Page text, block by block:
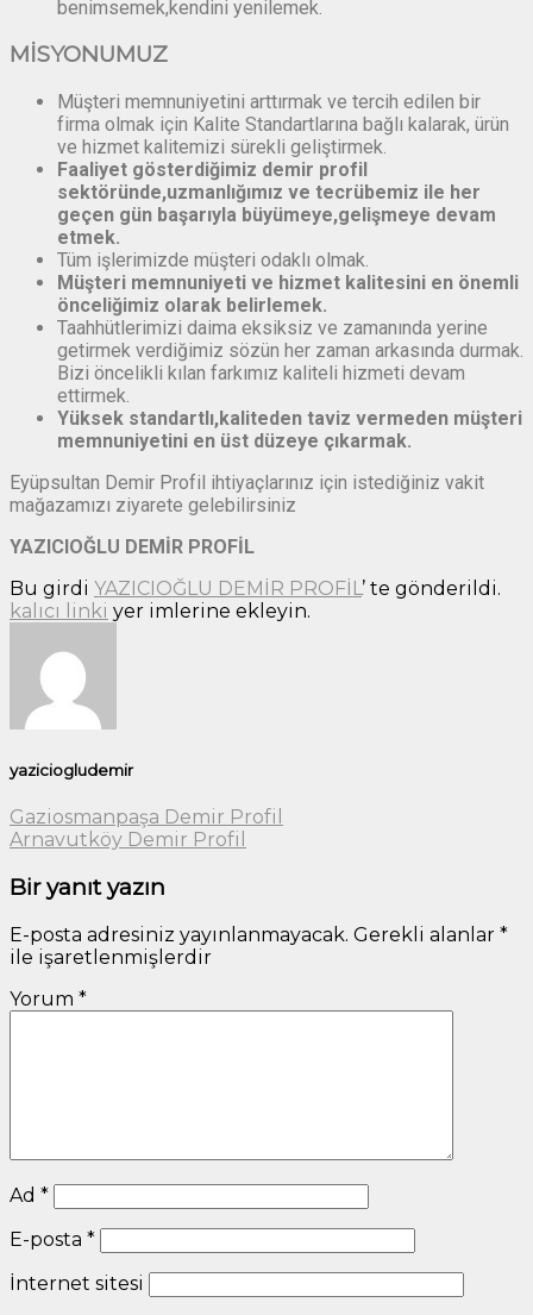
benimsemek,kendini yenilemek.
MİSYONUMUZ
Müşteri memnuniyetini arttırmak ve tercih edilen bir
firma olmak için Kalite Standartlarına bağlı kalarak, ürün
ve hizmet kalitemizi sürekli geliştirmek.
Faaliyet gösterdiğimiz demir profil
sektöründe,uzmanlığımız ve tecrübemiz ile her
geçen gün başarıyla büyümeye,gelişmeye devam
etmek.
Tüm işlerimizde müşteri odaklı olmak.
Müşteri memnuniyeti ve hizmet kalitesini en önemli
önceliğimiz olarak belirlemek.
Taahhütlerimizi daima eksiksiz ve zamanında yerine
getirmek verdiğimiz sözün her zaman arkasında durmak.
Bizi öncelikli kılan farkımız kaliteli hizmeti devam
ettirmek.
Yüksek standartlı,kaliteden taviz vermeden müşteri
memnuniyetini en üst düzeye çıkarmak.
Eyüpsultan Demir Profil ihtiyaçlarınız için istediğiniz vakit
mağazamızı ziyarete gelebilirsiniz
YAZICIOĞLU DEMİR PROFİL
Bu girdi YAZICIOĞLU DEMİR PROFİL’ te gönderildi.
kalıcı linki yer imlerine ekleyin.
yaziciogludemir
Gaziosmanpaşa Demir Profil
Arnavutköy Demir Profil
Bir yanıt yazın
E-posta adresiniz yayınlanmayacak. Gerekli alanlar *
ile işaretlenmişlerdir
Yorum *
Ad *
E-posta *
İnternet sitesi